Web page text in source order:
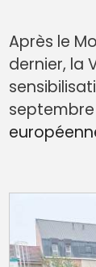
Après le
dernier, la